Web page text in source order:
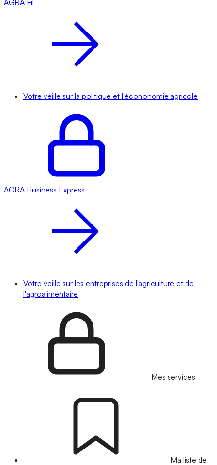
AGRA Fil
Votre veille sur la politique et l'écononomie agricole
AGRA Business Express
Votre veille sur les entreprises de l'agriculture et de
l'agroalimentaire
Mes services
Ma liste de